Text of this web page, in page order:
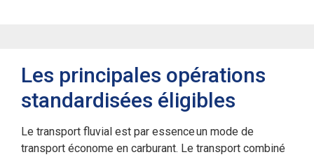
Les principales opérations
standardisées éligibles
Le transport fluvial est par essence un mode de
transport économe en carburant. Le transport combiné